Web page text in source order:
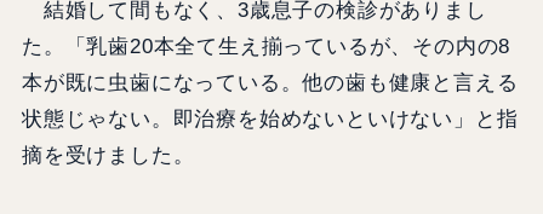
結婚して間もなく、3歳息子の検診がありまし
た。「乳歯20本全て生え揃っているが、その内の8
本が既に虫歯になっている。他の歯も健康と言える
状態じゃない。即治療を始めないといけない」と指
摘を受けました。